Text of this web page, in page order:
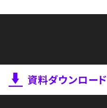
資料ダウンロード